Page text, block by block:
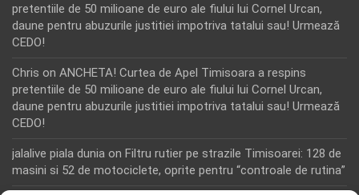
pretentiile de 50 milioane de euro ale fiului lui Cornel Urcan,
daune pentru abuzurile justitiei impotriva tatalui sau! Urmează
CEDO!
Chris on ANCHETA! Curtea de Apel Timisoara a respins
pretentiile de 50 milioane de euro ale fiului lui Cornel Urcan,
daune pentru abuzurile justitiei impotriva tatalui sau! Urmează
CEDO!
jalalive piala dunia on Filtru rutier pe strazile Timisoarei: 128 de
masini si 52 de motociclete, oprite pentru “controale de rutina”